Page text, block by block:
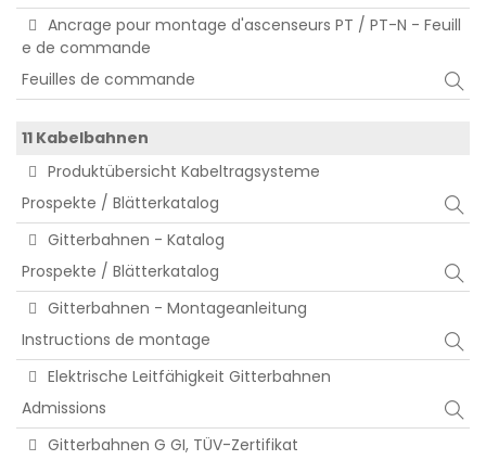
Ancrage pour montage d'ascenseurs PT / PT-N - Feuill
e de commande
Feuilles de commande
11 Kabelbahnen
Produktübersicht Kabeltragsysteme
Prospekte / Blätterkatalog
Gitterbahnen - Katalog
Prospekte / Blätterkatalog
Gitterbahnen - Montageanleitung
Instructions de montage
Elektrische Leitfähigkeit Gitterbahnen
Admissions
Gitterbahnen G GI, TÜV-Zertifikat